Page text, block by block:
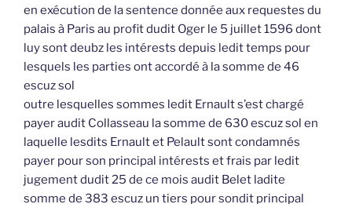
en exécution de la sentence donnée aux requestes du
palais à Paris au profit dudit Oger le 5 juillet 1596 dont
luy sont deubz les intérests depuis ledit temps pour
lesquels les parties ont accordé à la somme de 46
escuz sol
outre lesquelles sommes ledit Ernault s’est chargé
payer audit Collasseau la somme de 630 escuz sol en
laquelle lesdits Ernault et Pelault sont condamnés
payer pour son principal intérests et frais par ledit
jugement dudit 25 de ce mois audit Belet ladite
somme de 383 escuz un tiers pour sondit principal